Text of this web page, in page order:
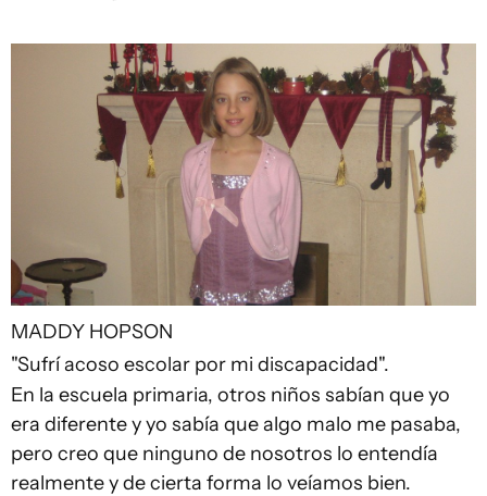
MADDY HOPSON
"Sufrí acoso escolar por mi discapacidad".
En la escuela primaria, otros niños sabían que yo
era diferente y yo sabía que algo malo me pasaba,
pero creo que ninguno de nosotros lo entendía
realmente y de cierta forma lo veíamos bien.